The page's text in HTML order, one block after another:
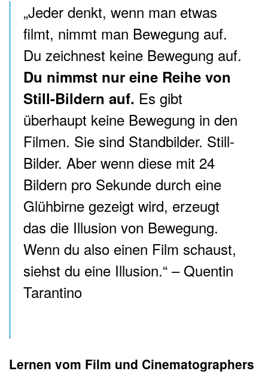
„Jeder denkt, wenn man etwas
filmt, nimmt man Bewegung auf.
Du zeichnest keine Bewegung auf.
Du nimmst nur eine Reihe von
Still-Bildern auf. Es gibt
überhaupt keine Bewegung in den
Filmen. Sie sind Standbilder. Still-
Bilder. Aber wenn diese mit 24
Bildern pro Sekunde durch eine
Glühbirne gezeigt wird, erzeugt
das die Illusion von Bewegung.
Wenn du also einen Film schaust,
siehst du eine Illusion.“ – Quentin
Tarantino
Lernen vom Film und Cinematographers